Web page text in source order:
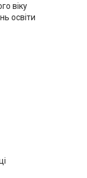
віку
освіти